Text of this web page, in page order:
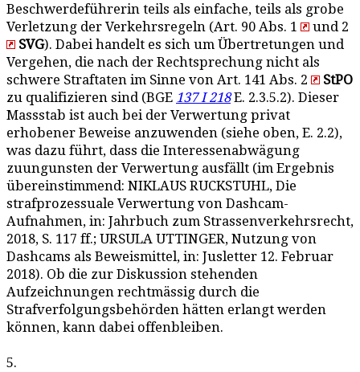
Beschwerdeführerin teils als einfache, teils als grobe
Verletzung der Verkehrsregeln (Art. 90 Abs. 1
und 2
SVG). Dabei handelt es sich um Übertretungen und
Vergehen, die nach der Rechtsprechung nicht als
schwere Straftaten im Sinne von Art. 141 Abs. 2
StPO
zu qualifizieren sind (BGE 137 I 218E. 2.3.5.2). Dieser
Massstab ist auch bei der Verwertung privat
erhobener Beweise anzuwenden (siehe oben, E. 2.2),
was dazu führt, dass die Interessenabwägung
zuungunsten der Verwertung ausfällt (im Ergebnis
übereinstimmend: NIKLAUS RUCKSTUHL, Die
strafprozessuale Verwertung von Dashcam-
Aufnahmen, in: Jahrbuch zum Strassenverkehrsrecht,
2018, S. 117 ff.; URSULA UTTINGER, Nutzung von
Dashcams als Beweismittel, in: Jusletter 12. Februar
2018). Ob die zur Diskussion stehenden
Aufzeichnungen rechtmässig durch die
Strafverfolgungsbehörden hätten erlangt werden
können, kann dabei offenbleiben.
5.